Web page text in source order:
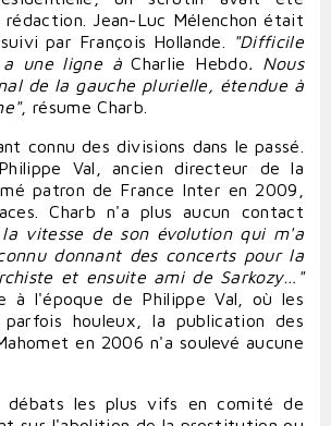
rédaction.Jean-Luc Mélenchon était
par François Hollande
"Difficile
une ligne àCharlie Hebdo. Nous
de la gauche plurielle, étendue à
, résume Charb.
connu des divisions dans le passé.
Philippe Val , ancien directeur de la
patron de France Inter en 2009,
Charb n'a plus aucun contact
la vitesse de son évolution qui m'a
donnant des concerts pour la
et ensuite ami de Sarkozy…"
à l'époque de Philippe Val, oùles
houleux, la publication des
en 2006 n'a soulevé aucune
débats les plus vifs en comité de